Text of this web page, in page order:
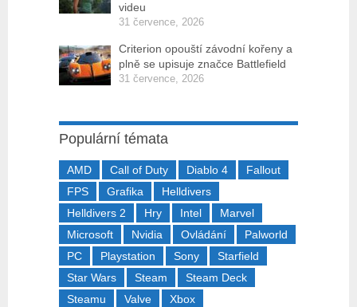
videu
31 července, 2026
Criterion opouští závodní kořeny a
plně se upisuje značce Battlefield
31 července, 2026
Populární témata
AMD Call of Duty Diablo 4
Fallout
FPS
Grafika
Helldivers
Helldivers 2
Hry Intel
Marvel
Microsoft
Nvidia Ovládání
Palworld
PC
Playstation Sony
Starfield
Star Wars
Steam
Steam Deck
Steamu
Valve Xbox